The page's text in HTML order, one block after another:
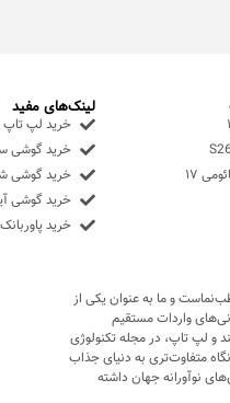
و ما به عنوان یکی از
واردات مستقیم
لپ تاپ، در مجله تکنولوژی
متفاوت‌تری به دنیای جذاب
نوآورانه جهان داشته
۱۷
لینک‌های مفید
خرید لپ
خرید گوشی
خرید گوشی
خرید گوشی
خرید پاوربانک